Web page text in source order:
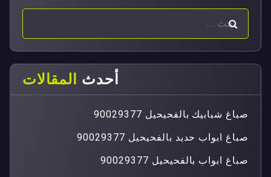
أحدث المقالات
صباغ شبابيك بالفحيحيل 90029377
صباغ ابواب حديد بالفحيحيل 90029377
صباغ ابواب بالفحيحيل 90029377